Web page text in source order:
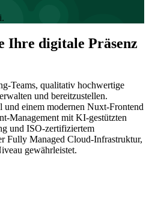
Ihre digitale Präsenz
Teams, qualitativ hochwertige
und bereitzustellen.
und einem modernen Nuxt-Frontend
Management mit KI-gestützten
und ISO-zertifiziertem
Fully Managed Cloud-Infrastruktur,
gewährleistet.